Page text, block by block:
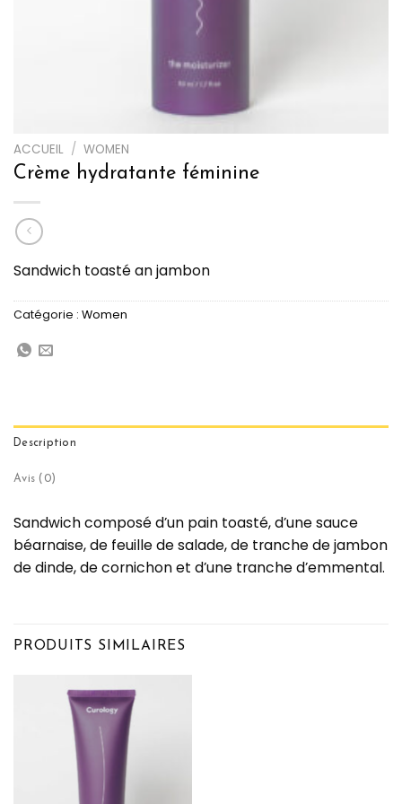
ACCUEIL / WOMEN
Crème hydratante féminine
Sandwich toasté an jambon
Catégorie : Women
Description
Avis (0)
Sandwich composé d’un pain toasté, d’une sauce
béarnaise, de feuille de salade, de tranche de jambon
de dinde, de cornichon et d’une tranche d’emmental.
PRODUITS SIMILAIRES